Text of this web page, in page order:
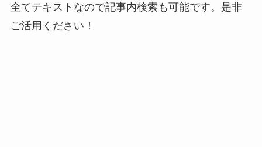
全てテキストなので記事内検索も可能です。是非
ご活用ください！